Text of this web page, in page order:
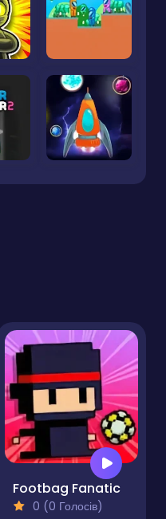
Footbag Fanatic
0 (0 Голосів)